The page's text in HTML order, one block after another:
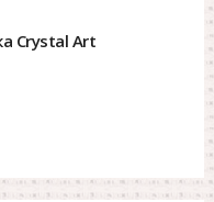
Crystal Art